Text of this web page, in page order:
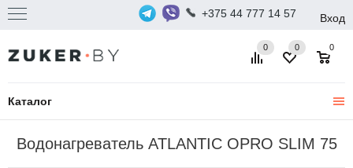
+375 44 777 14 57 Вход
Каталог
0 0
0
Водонагреватель ATLANTIC OPRO SLIM 75